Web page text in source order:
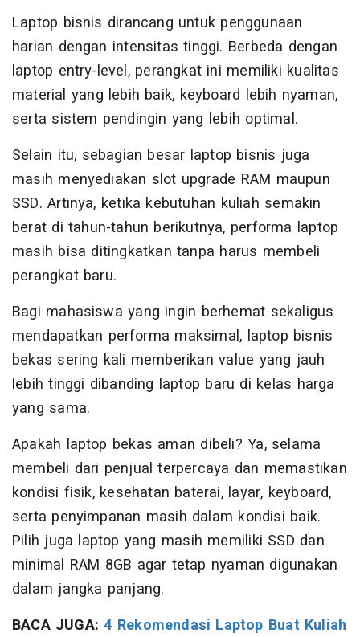
Laptop bisnis dirancang untuk penggunaan
harian dengan intensitas tinggi. Berbeda dengan
laptop entry-level, perangkat ini memiliki kualitas
material yang lebih baik, keyboard lebih nyaman,
serta sistem pendingin yang lebih optimal.
Selain itu, sebagian besar laptop bisnis juga
masih menyediakan slot upgrade RAM maupun
SSD. Artinya, ketika kebutuhan kuliah semakin
berat di tahun-tahun berikutnya, performa laptop
masih bisa ditingkatkan tanpa harus membeli
perangkat baru.
Bagi mahasiswa yang ingin berhemat sekaligus
mendapatkan performa maksimal, laptop bisnis
bekas sering kali memberikan value yang jauh
lebih tinggi dibanding laptop baru di kelas harga
yang sama.
Apakah laptop bekas aman dibeli? Ya, selama
membeli dari penjual terpercaya dan memastikan
kondisi fisik, kesehatan baterai, layar, keyboard,
serta penyimpanan masih dalam kondisi baik.
Pilih juga laptop yang masih memiliki SSD dan
minimal RAM 8GB agar tetap nyaman digunakan
dalam jangka panjang.
BACA JUGA:4 Rekomendasi Laptop Buat Kuliah